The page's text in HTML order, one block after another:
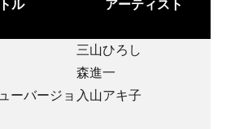
ル アーティスト
三山ひろし
森進一
ーバージョ 入山アキ子